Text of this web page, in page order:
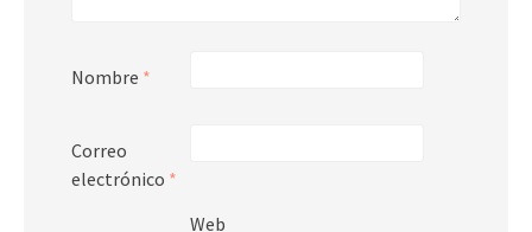
Nombre *
Correo
electrónico *
Web